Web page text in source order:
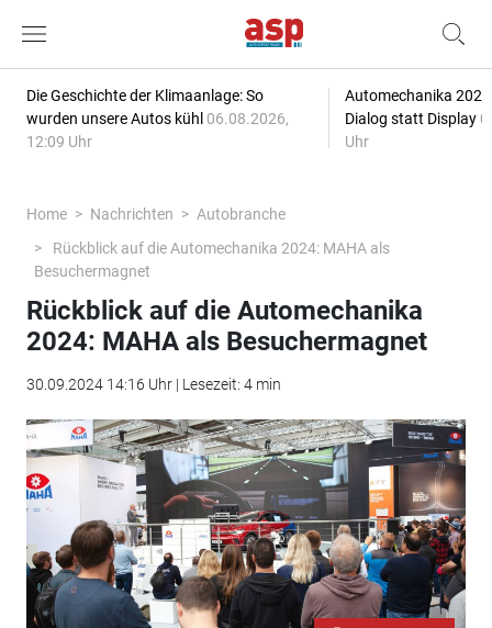
Die Geschichte der Klimaanlage: So
wurden unsere Autos kühl 06.08.2026,
12:09 Uhr
Automechanika
Dialog statt Display
Uhr
Home Nachrichten
Autobranche
Rückblick auf die Automechanika 2024: MAHA als
Besuchermagnet
Rückblick auf die Automechanika
2024: MAHA als Besuchermagnet
30.09.2024 14:16 Uhr | Lesezeit: 4 min